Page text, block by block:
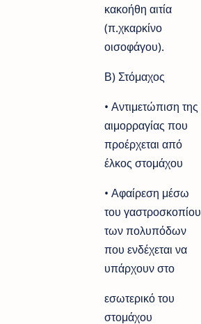
κακοήθη αιτία
(π.χκαρκίνο
οισοφάγου).
Β) Στόμαχος
• Αντιμετώπιση της
αιμορραγίας που
προέρχεται από
έλκος στομάχου
• Αφαίρεση μέσω
του γαστροσκοπίου
των πολυπόδων
που ενδέχεται να
υπάρχουν στο
εσωτερικό του
στομάχου